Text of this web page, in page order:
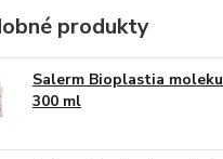
produkty
Salerm Bioplastia
300 ml